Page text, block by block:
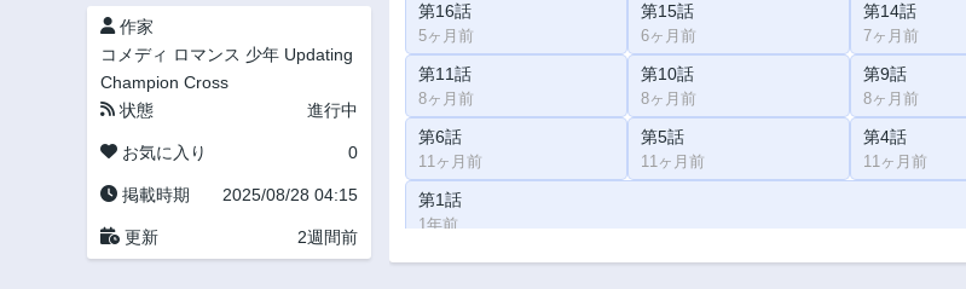
作家
コメディ ロマンス 少年 Updating
Champion Cross
状態
進行中
お気に入り 0
掲載時期 2025/08/28 04:15
更新 2週間前
第16話
5ヶ月前
第15話
6ヶ月前
第14話
7ヶ月前
第11話
8ヶ月前
第10話
8ヶ月前
第9話
8ヶ月前
第6話
11ヶ月前
第5話
11ヶ月前
第4話
11ヶ月前
第1話
1年前